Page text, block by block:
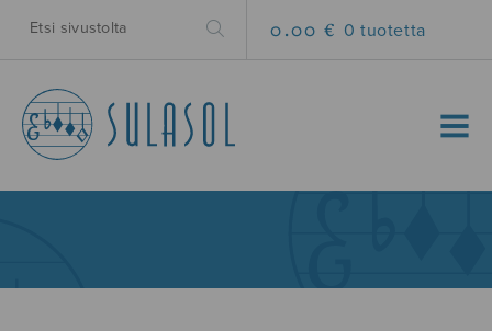
0.00 € 0 tuotetta
MENU